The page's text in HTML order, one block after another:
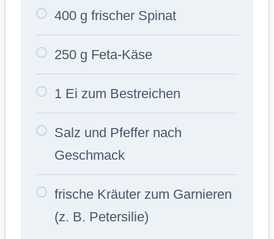
400 g frischer Spinat
250 g Feta-Käse
1 Ei zum Bestreichen
Salz und Pfeffer nach
Geschmack
frische Kräuter zum Garnieren
(z. B. Petersilie)